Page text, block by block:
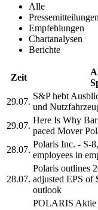
Alle
Pressemitteilungen
Empfehlungen
Chartanalysen
Berichte
Zeit
29.07.
S&P hebt
und
29.07.
Here Is Why
paced Mover
28.07.
Polaris Inc. - S-
employees in
28.07.
Polaris outlines
adjusted EPS of
outlook
POLARIS Aktie